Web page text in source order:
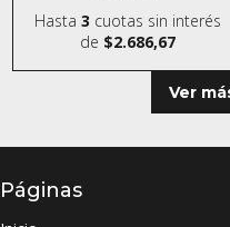
Hasta3 cuotas sin interés
de $2.686,67
Ver
Páginas